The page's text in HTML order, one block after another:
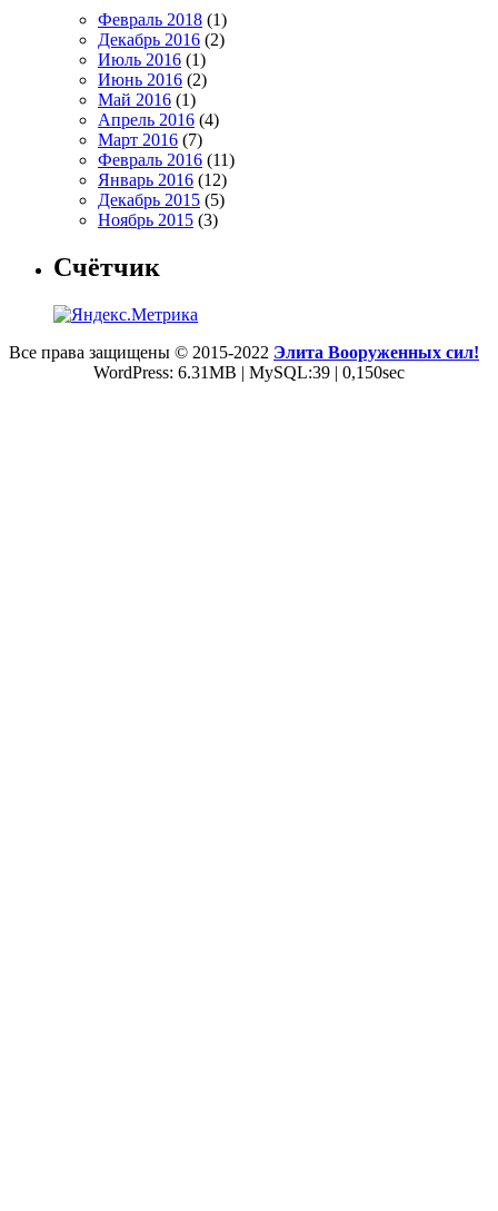
Февраль 2018 (1)
Декабрь 2016 (2)
Июль 2016 (1)
Июнь 2016 (2)
Май 2016 (1)
Апрель 2016 (4)
Март 2016 (7)
Февраль 2016 (11)
Январь 2016 (12)
Декабрь 2015 (5)
Ноябрь 2015 (3)
Счётчик
Все права защищены © 2015-2022 Элита Вооруженных сил!
WordPress: 6.31MB | MySQL:39 | 0,150sec